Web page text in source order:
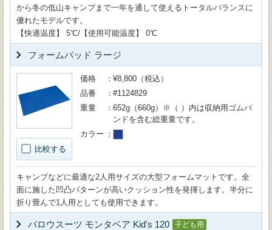
から冬の低山キャンプまで一年を通して使えるトータルバランスに
優れたモデルです。
【快適温度】 5℃/【使用可能温度】 0℃
フォームパッド ラージ
比較する
価格
¥8,800（税込）
品番
#1124829
重量
652g（660g）※（ ）内は収納用ゴムバ
ンドを含む総重量です。
カラー
キャンプなどに最適な2人用サイズの大型フォームマットです。全
面に施した凹凸パターンが高いクッション性を発揮します。半分に
折り畳んで1人用としても使用できます。
バロウスーツ モンタベア Kid's 120 子ども用